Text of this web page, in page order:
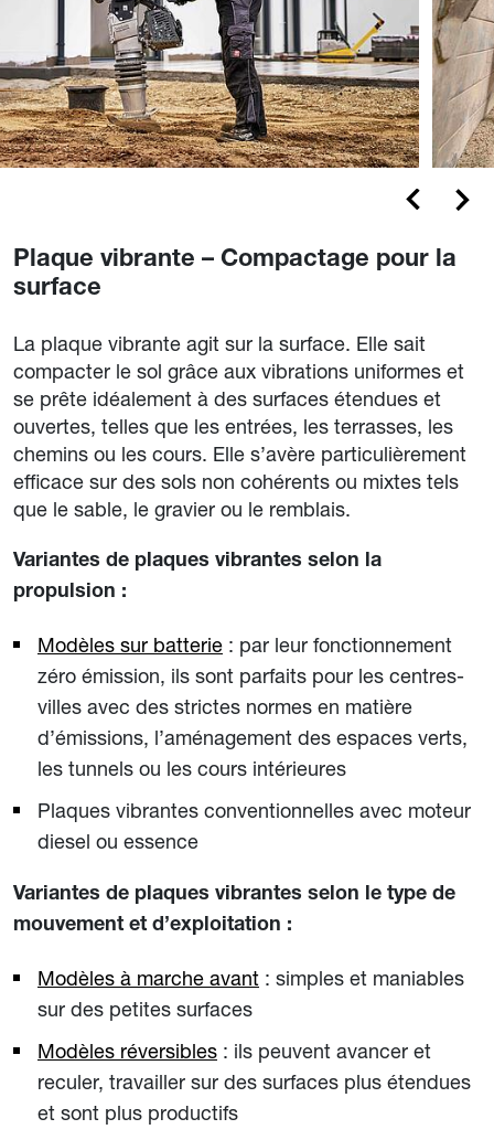
Plaque vibrante – Compactage pour la
surface
La plaque vibrante agit sur la surface. Elle sait
compacter le sol grâce aux vibrations uniformes et
se prête idéalement à des surfaces étendues et
ouvertes, telles que les entrées, les terrasses, les
chemins ou les cours. Elle s’avère particulièrement
efficace sur des sols non cohérents ou mixtes tels
que le sable, le gravier ou le remblais.
Variantes de plaques vibrantes selon la
propulsion :
Modèles sur batterie : par leur fonctionnement
zéro émission, ils sont parfaits pour les centres-
villes avec des strictes normes en matière
d’émissions, l’aménagement des espaces verts,
les tunnels ou les cours intérieures
Plaques vibrantes conventionnelles avec moteur
diesel ou essence
Variantes de plaques vibrantes selon le type de
mouvement et d’exploitation :
Modèles à marche avant : simples et maniables
sur des petites surfaces
Modèles réversibles : ils peuvent avancer et
reculer, travailler sur des surfaces plus étendues
et sont plus productifs